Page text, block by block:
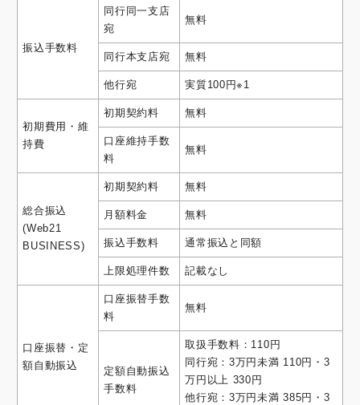
振込手数料
同行同一支店
宛
無料
同行本支店宛 無料
他行宛 実質100円※1
初期費用・維
持費
初期契約料 無料
口座維持手数
料
無料
総合振込
(Web21
BUSINESS)
初期契約料 無料
月額料金 無料
振込手数料 通常振込と同額
上限処理件数 記載なし
口座振替・定
額自動振込
口座振替手数
料
無料
定額自動振込
手数料
取扱手数料：110円
同行宛：3万円未満 110円・3
万円以上 330円
他行宛：3万円未満 385円・3